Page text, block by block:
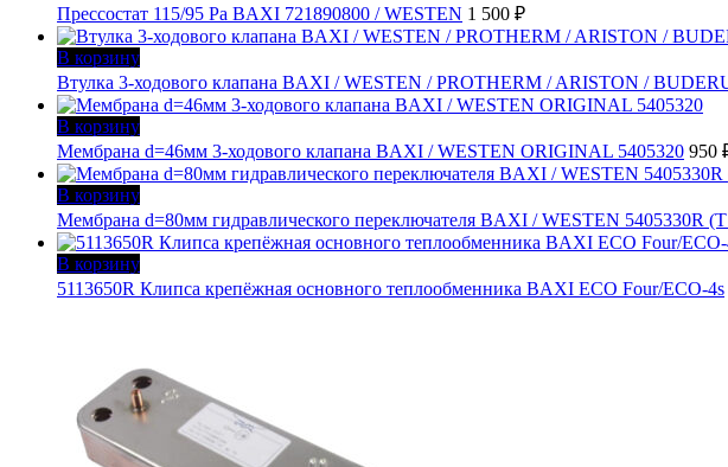
Прессостат 115/95 Pa BAXI 721890800 / WESTEN 1 500 ₽
В корзину
Втулка 3-ходового клапана BAXI / WESTEN / PROTHERM / ARISTON /
В корзину
Мембрана d=46мм 3-ходового клапана BAXI / WESTEN ORIGINAL 5405320 950
В корзину
Мембрана d=80мм гидравлического переключателя BAXI / WESTEN 5405330R
В корзину
5113650R Клипса крепёжная основного теплообменника BAXI ECO Four/ECO-4s